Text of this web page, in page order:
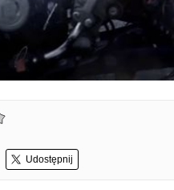
Udostępnij